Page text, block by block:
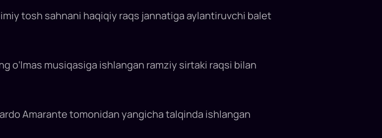
tosh sahnani haqiqiy raqs jannatiga aylantiruvchi balet
o‘lmas musiqasiga ishlangan ramziy sirtaki raqsi bilan
Amarante tomonidan yangicha talqinda ishlangan